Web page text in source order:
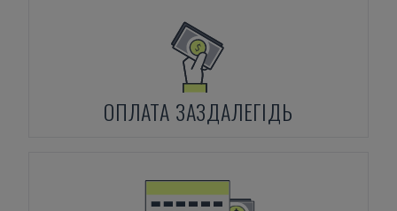
ОПЛАТА ЗАЗДАЛЕГІДЬ